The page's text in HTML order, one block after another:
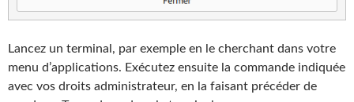
Lancez un terminal, par exemple en le cherchant dans votre
menu d’applications. Exécutez ensuite la commande indiquée
avec vos droits administrateur, en la faisant précéder de